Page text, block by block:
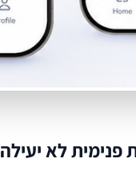
פנימית לא יעילה